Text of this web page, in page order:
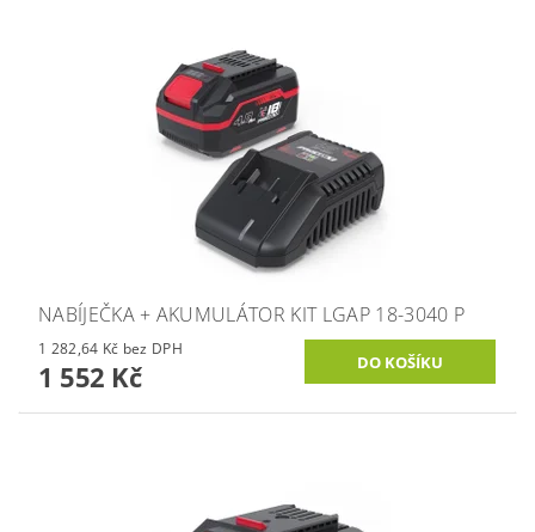
NABÍJEČKA + AKUMULÁTOR KIT LGAP 18-3040 P
1 282,64 Kč bez DPH
1 552 Kč